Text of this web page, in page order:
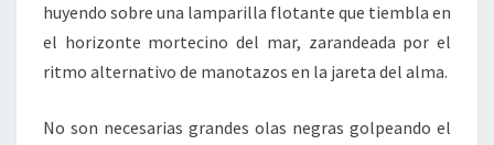
huyendo sobre una lamparilla flotante que tiembla en
el horizonte mortecino del mar, zarandeada por el
ritmo alternativo de manotazos en la jareta del alma.
No son necesarias grandes olas negras golpeando el